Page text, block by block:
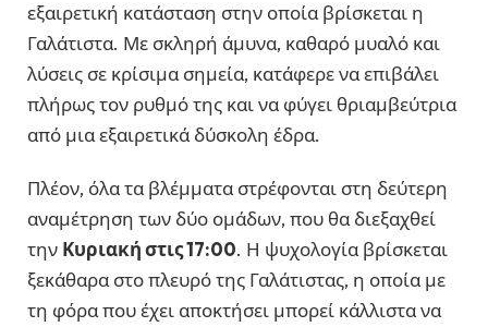
εξαιρετική κατάσταση στην οποία βρίσκεται η
Γαλάτιστα. Με σκληρή άμυνα, καθαρό μυαλό και
λύσεις σε κρίσιμα σημεία, κατάφερε να επιβάλει
πλήρως τον ρυθμό της και να φύγει θριαμβεύτρια
από μια εξαιρετικά δύσκολη έδρα.
Πλέον, όλα τα βλέμματα στρέφονται στη δεύτερη
αναμέτρηση των δύο ομάδων, που θα διεξαχθεί
την Κυριακή στις 17:00. Η ψυχολογία βρίσκεται
ξεκάθαρα στο πλευρό της Γαλάτιστας, η οποία με
τη φόρα που έχει αποκτήσει μπορεί κάλλιστα να